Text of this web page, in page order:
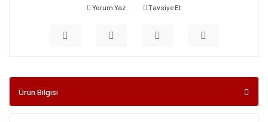
Yorum Yaz Tavsiye Et
Ürün Bilgisi